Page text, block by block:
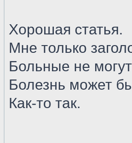
Хорошая статья.
Мне только
Больные не
Болезнь может
Как-то так.